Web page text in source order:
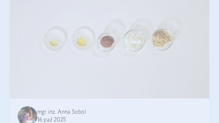
mgr inż. Anna Sobol
16 paź 2025